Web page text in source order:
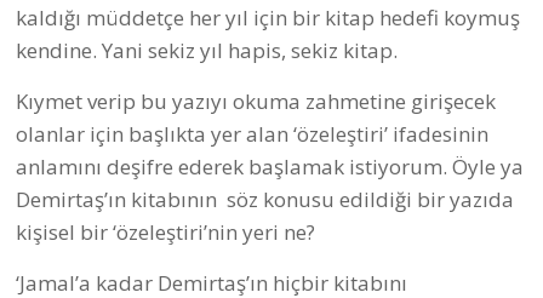
kaldığı müddetçe her yıl için bir kitap hedefi koymuş
kendine. Yani sekiz yıl hapis, sekiz kitap.
Kıymet verip bu yazıyı okuma zahmetine girişecek
olanlar için başlıkta yer alan ‘özeleştiri’ ifadesinin
anlamını deşifre ederek başlamak istiyorum. Öyle ya
Demirtaş’ın kitabının söz konusu edildiği bir yazıda
kişisel bir ‘özeleştiri’nin yeri ne?
‘Jamal’a kadar Demirtaş’ın hiçbir kitabını